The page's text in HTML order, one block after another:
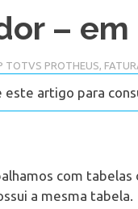
–
TOTVS PROTHEUS
este artigo para
com
a mesma tabela.